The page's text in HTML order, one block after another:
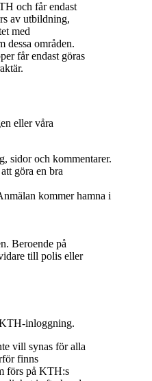
och får endast
av utbildning,
med
dessa områden.
får endast göras
eller våra
sidor och kommentarer.
göra en bra
kommer hamna i
Beroende på
till polis eller
inloggning.
vill synas för alla
finns
förs på KTH:s